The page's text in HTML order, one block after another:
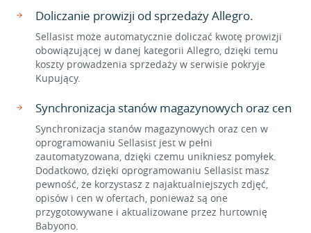
Doliczanie prowizji od sprzedaży Allegro.
Sellasist może automatycznie doliczać kwotę prowizji
obowiązującej w danej kategorii Allegro, dzięki temu
koszty prowadzenia sprzedaży w serwisie pokryje
Kupujący.
Synchronizacja stanów magazynowych oraz cen
Synchronizacja stanów magazynowych oraz cen w
oprogramowaniu Sellasist jest w pełni
zautomatyzowana, dzięki czemu unikniesz pomyłek.
Dodatkowo, dzięki oprogramowaniu Sellasist masz
pewność, że korzystasz z najaktualniejszych zdjęć,
opisów i cen w ofertach, ponieważ są one
przygotowywane i aktualizowane przez hurtownię
Babyono.